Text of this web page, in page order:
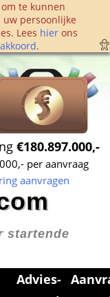
te kunnen
persoonlijke
Lees hier ons
akkoord.
€180.897.000,-
per aanvraag
aanvragen
startende
Advies­